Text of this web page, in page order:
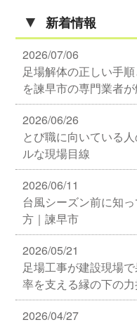
▼ 新着情報
2026/07/06
足場解体の正しい手
を諫早市の専門業者
2026/06/26
とび職に向いている
ルな現場目線
2026/06/11
台風シーズン前に知
方｜諫早市
2026/05/21
足場工事が建設現場
率を支える縁の下の力
2026/04/27